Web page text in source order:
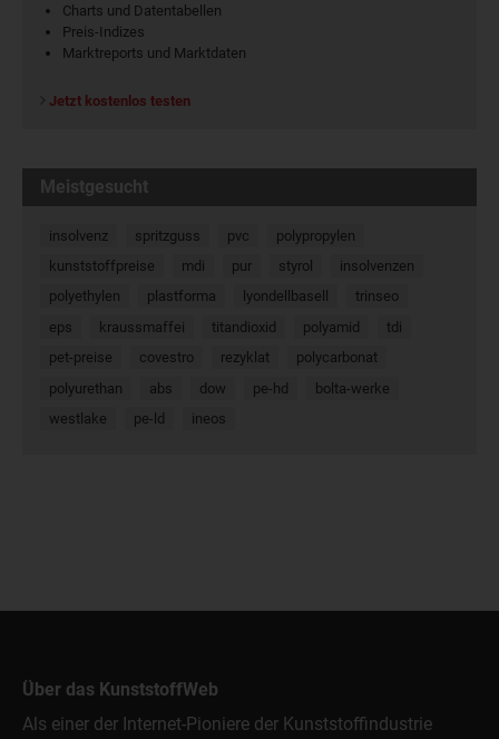
Charts und Datentabellen
Preis-Indizes
Marktreports und Marktdaten
Jetzt kostenlos testen
Meistgesucht
insolvenz spritzguss pvc
polypropylen
kunststoffpreise
mdi pur styrol
insolvenzen
polyethylen
plastforma lyondellbasell
trinseo
eps
kraussmaffei titandioxid polyamid
tdi
pet-preise
covestro rezyklat
polycarbonat
polyurethan
abs dow pe-hd
bolta-werke
westlake
pe-ld ineos
Über das KunststoffWeb
Als einer der Internet-Pioniere der Kunststoffindustrie